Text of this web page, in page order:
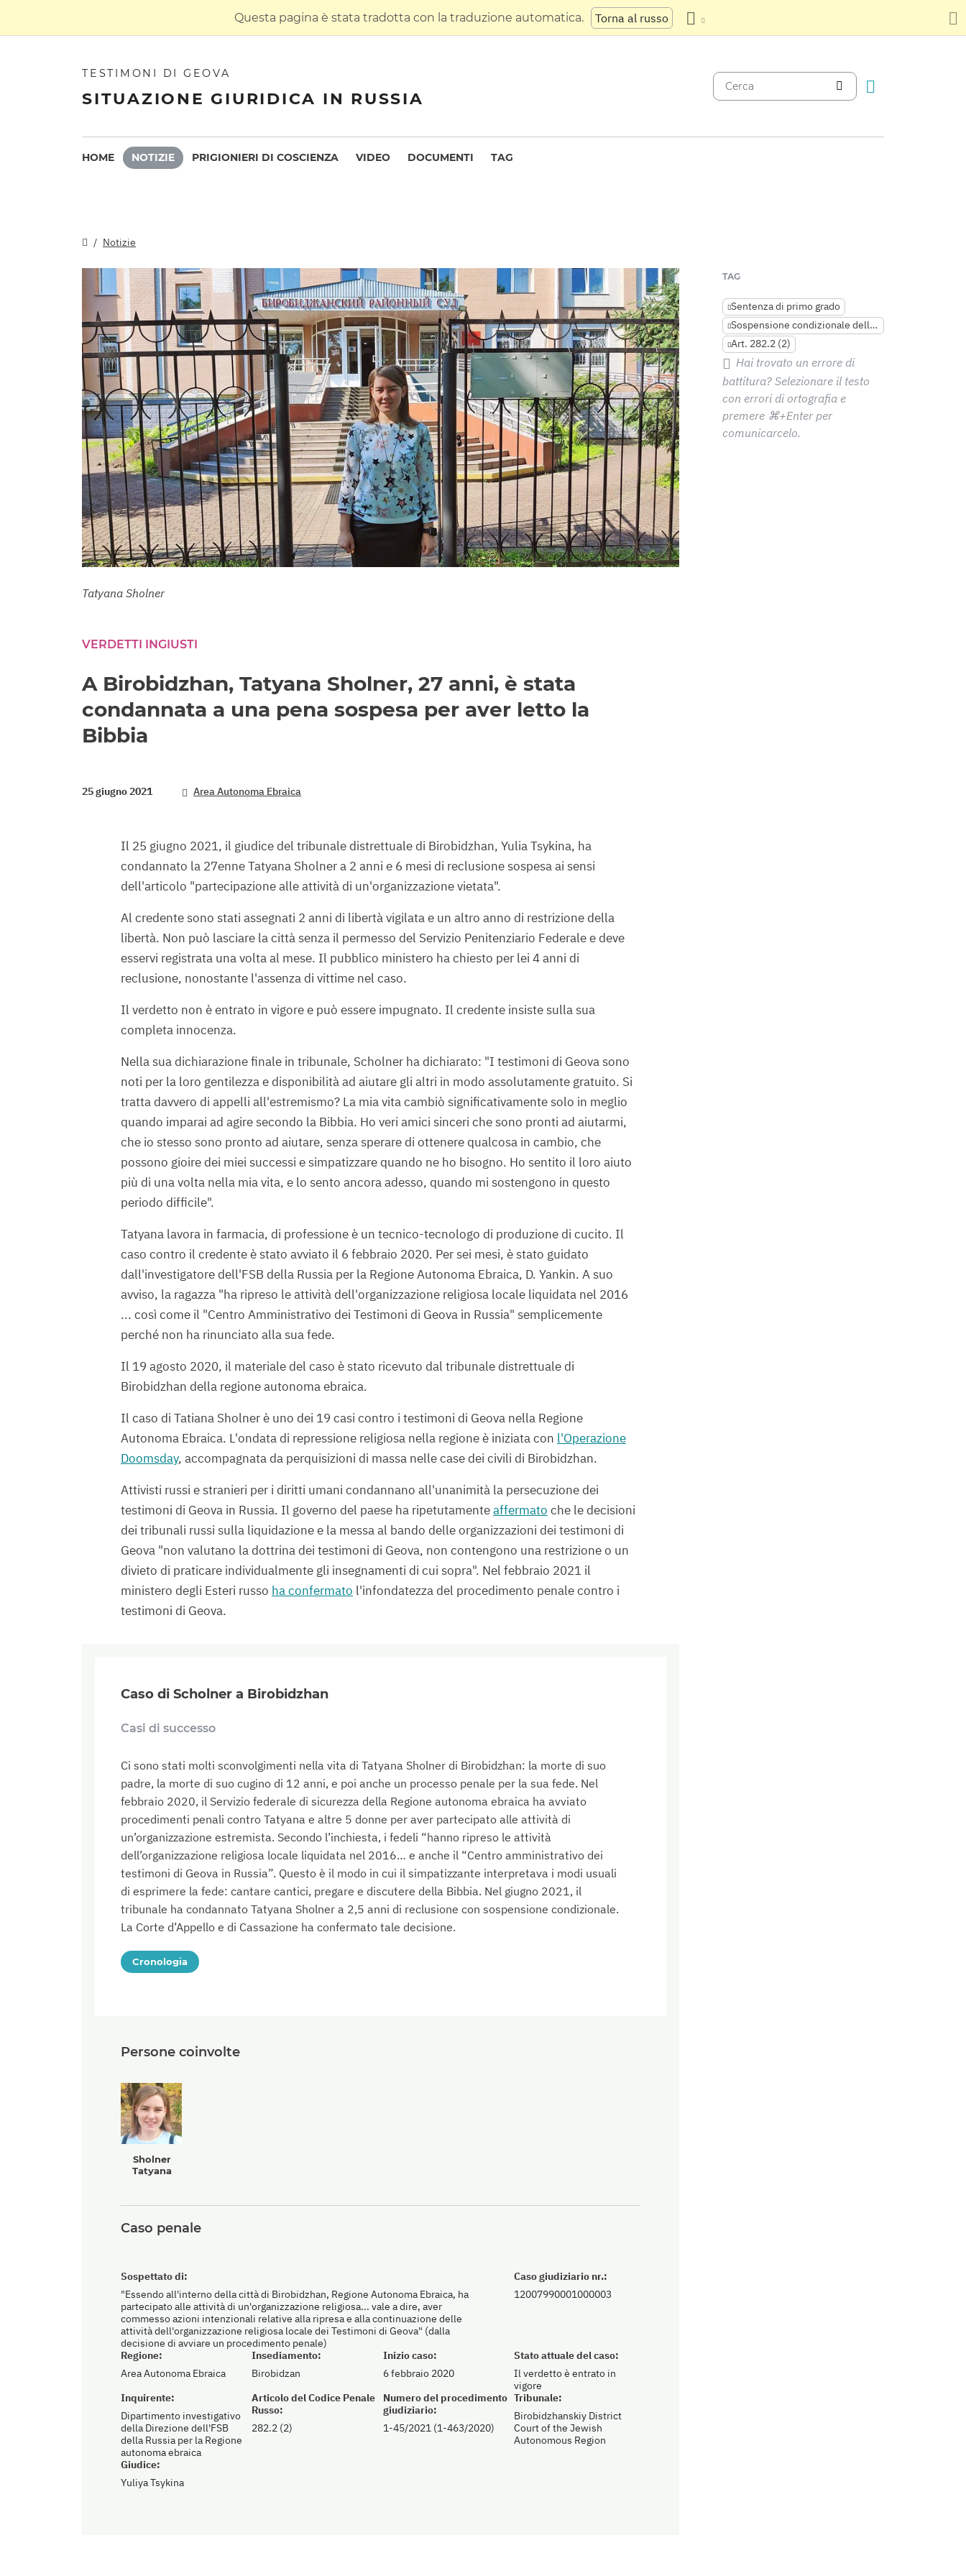
Questa pagina è stata tradotta con la traduzione automatica. Torna al russo
TESTIMONI DI GEOVA
SITUAZIONE GIURIDICA IN RUSSIA
HOME NOTIZIE PRIGIONIERI DI COSCIENZA VIDEO DOCUMENTI TAG
Notizie
Tatyana Sholner
VERDETTI INGIUSTI
A Birobidzhan, Tatyana Sholner, 27 anni, è stata
condannata a una pena sospesa per aver letto la
Bibbia
25 giugno 2021 Area Autonoma Ebraica
Il 25 giugno 2021, il giudice del tribunale distrettuale di Birobidzhan, Yulia Tsykina, ha
condannato la 27enne Tatyana Sholner a 2 anni e 6 mesi di reclusione sospesa ai sensi
dell'articolo "partecipazione alle attività di un'organizzazione vietata".
Al credente sono stati assegnati 2 anni di libertà vigilata e un altro anno di restrizione della
libertà. Non può lasciare la città senza il permesso del Servizio Penitenziario Federale e deve
esservi registrata una volta al mese. Il pubblico ministero ha chiesto per lei 4 anni di
reclusione, nonostante l'assenza di vittime nel caso.
Il verdetto non è entrato in vigore e può essere impugnato. Il credente insiste sulla sua
completa innocenza.
Nella sua dichiarazione finale in tribunale, Scholner ha dichiarato: "I testimoni di Geova sono
noti per la loro gentilezza e disponibilità ad aiutare gli altri in modo assolutamente gratuito. Si
tratta davvero di appelli all'estremismo? La mia vita cambiò significativamente solo in meglio
quando imparai ad agire secondo la Bibbia. Ho veri amici sinceri che sono pronti ad aiutarmi,
che io stesso sono pronto ad aiutare, senza sperare di ottenere qualcosa in cambio, che
possono gioire dei miei successi e simpatizzare quando ne ho bisogno. Ho sentito il loro aiuto
più di una volta nella mia vita, e lo sento ancora adesso, quando mi sostengono in questo
periodo difficile".
Tatyana lavora in farmacia, di professione è un tecnico-tecnologo di produzione di cucito. Il
caso contro il credente è stato avviato il 6 febbraio 2020. Per sei mesi, è stato guidato
dall'investigatore dell'FSB della Russia per la Regione Autonoma Ebraica, D. Yankin. A suo
avviso, la ragazza "ha ripreso le attività dell'organizzazione religiosa locale liquidata nel 2016
... così come il "Centro Amministrativo dei Testimoni di Geova in Russia" semplicemente
perché non ha rinunciato alla sua fede.
Il 19 agosto 2020, il materiale del caso è stato ricevuto dal tribunale distrettuale di
Birobidzhan della regione autonoma ebraica.
Il caso di Tatiana Sholner è uno dei 19 casi contro i testimoni di Geova nella Regione
Autonoma Ebraica. L'ondata di repressione religiosa nella regione è iniziata con l'Operazione
Doomsday, accompagnata da perquisizioni di massa nelle case dei civili di Birobidzhan.
Attivisti russi e stranieri per i diritti umani condannano all'unanimità la persecuzione dei
testimoni di Geova in Russia. Il governo del paese ha ripetutamenteaffermato che le decisioni
dei tribunali russi sulla liquidazione e la messa al bando delle organizzazioni dei testimoni di
Geova "non valutano la dottrina dei testimoni di Geova, non contengono una restrizione o un
divieto di praticare individualmente gli insegnamenti di cui sopra". Nel febbraio 2021 il
ministero degli Esteri russo ha confermato l'infondatezza del procedimento penale contro i
testimoni di Geova.
TAG
Sentenza di primo grado
Sospensione condizionale della pena
Art. 282.2 (2)
Hai trovato un errore di
battitura? Selezionare il testo
con errori di ortografia e
premere ⌘+Enter per
comunicarcelo.
Caso di Scholner a Birobidzhan
Casi di successo
Ci sono stati molti sconvolgimenti nella vita di Tatyana Sholner di Birobidzhan: la morte di suo
padre, la morte di suo cugino di 12 anni, e poi anche un processo penale per la sua fede. Nel
febbraio 2020, il Servizio federale di sicurezza della Regione autonoma ebraica ha avviato
procedimenti penali contro Tatyana e altre 5 donne per aver partecipato alle attività di
un’organizzazione estremista. Secondo l’inchiesta, i fedeli “hanno ripreso le attività
dell’organizzazione religiosa locale liquidata nel 2016… e anche il “Centro amministrativo dei
testimoni di Geova in Russia”. Questo è il modo in cui il simpatizzante interpretava i modi usuali
di esprimere la fede: cantare cantici, pregare e discutere della Bibbia. Nel giugno 2021, il
tribunale ha condannato Tatyana Sholner a 2,5 anni di reclusione con sospensione condizionale.
La Corte d’Appello e di Cassazione ha confermato tale decisione.
Cronologia
Persone coinvolte
Sholner
Tatyana
Caso penale
Regione:
Area Autonoma Ebraica
Insediamento:
Birobidzan
Sospettato di:
"Essendo all'interno della città di Birobidzhan, Regione Autonoma Ebraica, ha
partecipato alle attività di un'organizzazione religiosa... vale a dire, aver
commesso azioni intenzionali relative alla ripresa e alla continuazione delle
attività dell'organizzazione religiosa locale dei Testimoni di Geova" (dalla
decisione di avviare un procedimento penale)
Caso giudiziario nr.:
12007990001000003
Inizio caso:
6 febbraio 2020
Stato attuale del caso:
Il verdetto è entrato in
vigore
Inquirente:
Dipartimento investigativo
della Direzione dell'FSB
della Russia per la Regione
autonoma ebraica
Articolo del Codice Penale
Russo:
282.2 (2)
Numero del procedimento
giudiziario:
1-45/2021 (1-463/2020)
Tribunale:
Birobidzhanskiy District
Court of the Jewish
Autonomous Region
Giudice:
Yuliya Tsykina